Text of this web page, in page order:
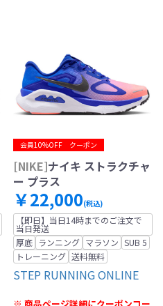
会員10%OFF クーポン
[NIKE]ナイキ ストラクチャ
ー プラス
￥22,000(税込)
【即日】当日14時までのご注文で
当日発送
厚底 ランニング マラソン SUB 5
トレーニング 送料無料
STEP RUNNING ONLINE